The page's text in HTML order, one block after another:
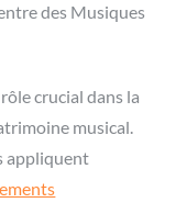
des Musiques
crucial dans la
musical.
appliquent